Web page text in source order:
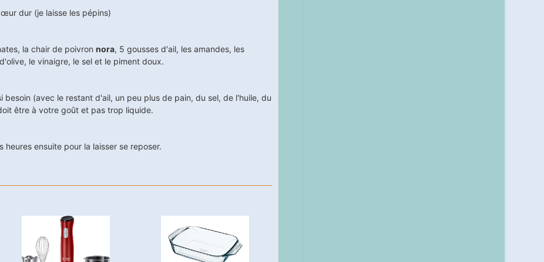
dur (je laisse les pépins)
la chair de poivron nora, 5 gousses d'ail, les amandes, les
le vinaigre, le sel et le piment doux.
besoin (avec le restant d'ail, un peu plus de pain, du sel, de l'huile, du
être à votre goût et pas trop liquide.
ensuite pour la laisser se reposer.